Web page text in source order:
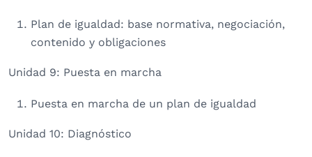
Plan de igualdad: base normativa, negociación,
contenido y obligaciones
Unidad 9: Puesta en marcha
Puesta en marcha de un plan de igualdad
Unidad 10: Diagnóstico